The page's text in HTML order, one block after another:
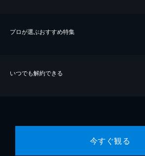
プロが選ぶおすすめ特集
いつでも解約できる
今すぐ観る